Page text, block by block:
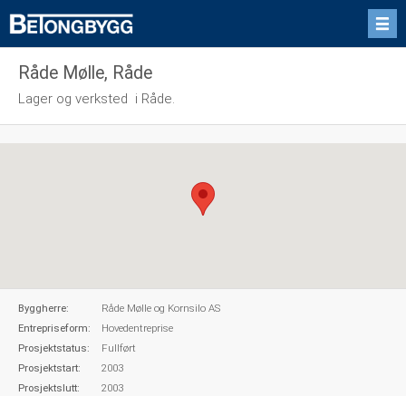
Råde Mølle, Råde
Lager og verksted i Råde.
Byggherre:
Råde Mølle og Kornsilo AS
Entrepriseform:
Hovedentreprise
Prosjektstatus:
Fullført
Prosjektstart:
2003
Prosjektslutt:
2003